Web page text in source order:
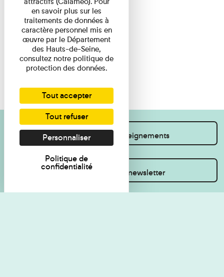
Je souhaite des renseignements
Inscrivez-vous à la newsletter
en savoir plus sur les
traitements de données à
caractère personnel mis en
œuvre par le Département
des Hauts-de-Seine,
consultez notre politique de
protection des données.
Tout accepter
Tout refuser
Personnaliser
Politique de
confidentialité